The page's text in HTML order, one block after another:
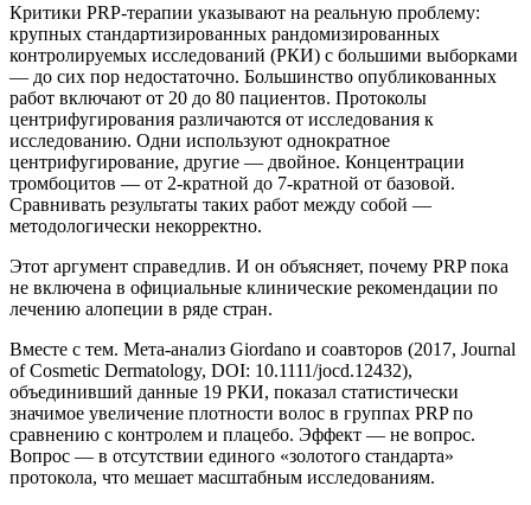
Критики PRP-терапии указывают на реальную проблему:
крупных стандартизированных рандомизированных
контролируемых исследований (РКИ) с большими выборками
— до сих пор недостаточно. Большинство опубликованных
работ включают от 20 до 80 пациентов. Протоколы
центрифугирования различаются от исследования к
исследованию. Одни используют однократное
центрифугирование, другие — двойное. Концентрации
тромбоцитов — от 2-кратной до 7-кратной от базовой.
Сравнивать результаты таких работ между собой —
методологически некорректно.
Этот аргумент справедлив. И он объясняет, почему PRP пока
не включена в официальные клинические рекомендации по
лечению алопеции в ряде стран.
Вместе с тем. Мета-анализ Giordano и соавторов (2017, Journal
of Cosmetic Dermatology, DOI: 10.1111/jocd.12432),
объединивший данные 19 РКИ, показал статистически
значимое увеличение плотности волос в группах PRP по
сравнению с контролем и плацебо. Эффект — не вопрос.
Вопрос — в отсутствии единого «золотого стандарта»
протокола, что мешает масштабным исследованиям.